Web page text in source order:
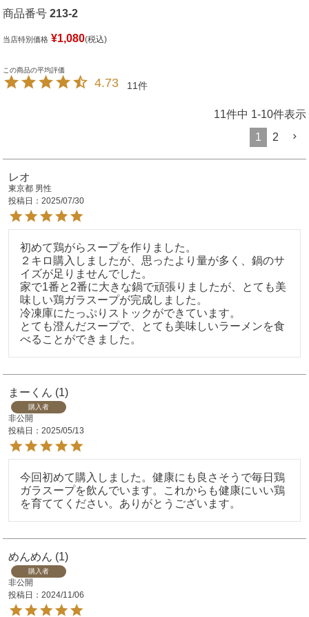
商品番号 213-2
当店特別価格 ¥1,080 税込
4.73 11
11件中 1-10件表示
1
2
レオ
東京都 男性
投稿日
2025/07/30
初めて鶏がらスープを作りました。
２キロ購入しましたが、思ったより量が多く、鍋のサ
イズが足りませんでした。
家で1番と2番に大きな鍋で頑張りましたが、とても美
味しい鶏ガラスープが完成しました。
冷凍庫にたっぷりストックができています。
とても澄んだスープで、とても美味しいラーメンを食
べることができました。
まーくん 1
購入者
非公開
投稿日
2025/05/13
今回初めて購入しました。健康にも良さそうで毎日鶏
ガラスープを飲んでいます。これからも健康にいい鶏
を育ててください。ありがとうございます。
めんめん 1
購入者
非公開
投稿日
2024/11/06